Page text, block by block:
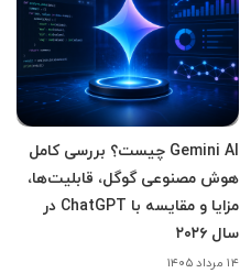
Gemini AI چیست؟ بررسی کامل
هوش مصنوعی گوگل، قابلیت‌ها،
مزایا و مقایسه با ChatGPT در
سال ۲۰۲۶
۱۴ مرداد ۱۴۰۵